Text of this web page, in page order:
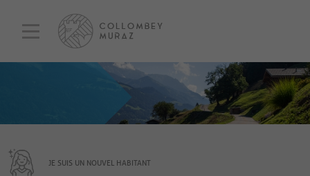
JE SUIS UN NOUVEL HABITANT